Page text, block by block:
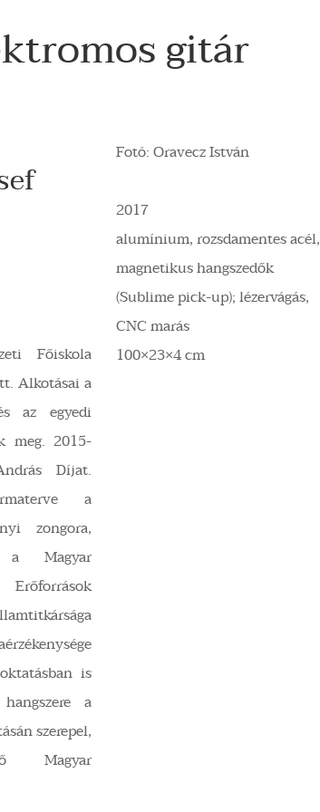
gitár
Főiskola
Alkotásai a
az egyedi
meg. 2015-
Díjat.
a
zongora,
a Magyar
is
a
szerepel,
Magyar
Fotó: Oravecz István
2017
alumínium, rozsdamentes acél,
magnetikus hangszedők
(Sublime pick-up); lézervágás,
CNC marás
100×23×4 cm